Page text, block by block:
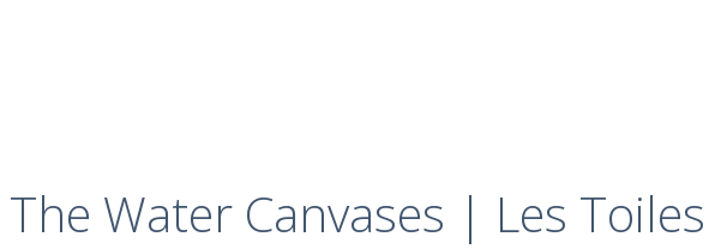
The Water Canvases | Les